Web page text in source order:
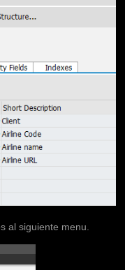
al siguiente menu.